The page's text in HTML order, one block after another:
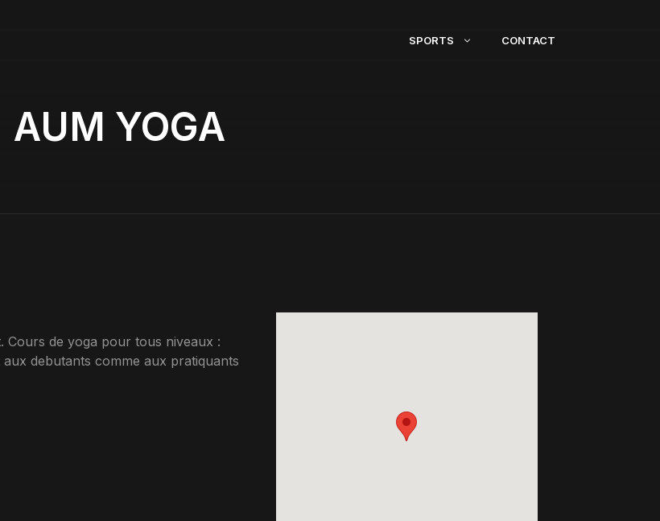
SPORTS CONTACT
AUM YOGA
Cours de yoga pour tous niveaux :
debutants comme aux pratiquants